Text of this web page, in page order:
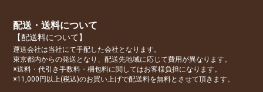
配送・送料について
【配送料について】
運送会社は当社にて手配した会社となります。
東京都内からの発送となり、配送先地域に応じて費用が異なります。
※送料・代引き手数料・梱包料に関してはお客様負担になります。
※11,000円以上(税込)のお買い上げで配送料を無料とさせて頂きます。